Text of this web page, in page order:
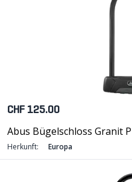
CHF 125.00
Abus Bügelschloss Granit
Herkunft: Europa